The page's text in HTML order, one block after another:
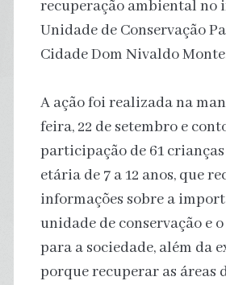
recuperação ambiental no
Unidade de Conservação
Cidade Dom Nivaldo
A ação foi realizada na
feira, 22 de setembro e
participação de 61
etária de 7 a 12 anos, que
informações sobre a
unidade de conservação e
para a sociedade, além da
porque recuperar as áreas